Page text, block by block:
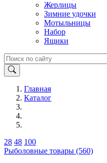
Жерлицы
Зимние удочки
Мотыльницы
Набор
Ящики
Главная
Каталог
28 48 100
Рыболовные товары (560)